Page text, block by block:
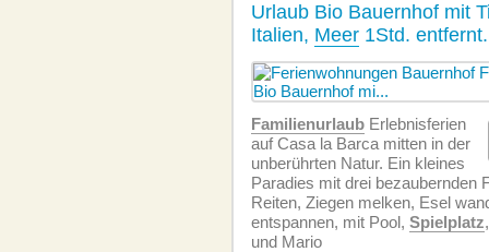
Urlaub Bio Bauernhof mit
Italien, Meer 1Std. entfernt.
Familienurlaub Erlebnisferien
auf Casa la Barca mitten in der
unberührten Natur. Ein kleines
Paradies mit drei bezaubernden
Reiten, Ziegen melken, Esel
entspannen, mit Pool, Spielplatz
und Mario